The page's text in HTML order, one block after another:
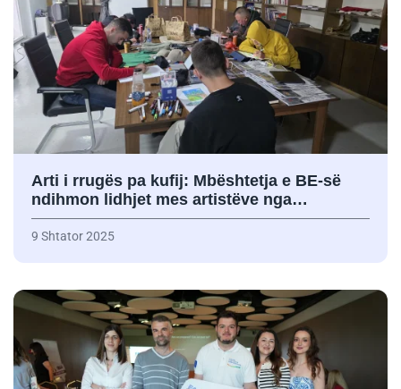
Arti i rrugës pa kufij: Mbështetja e BE-së
ndihmon lidhjet mes artistëve nga…
9 Shtator 2025